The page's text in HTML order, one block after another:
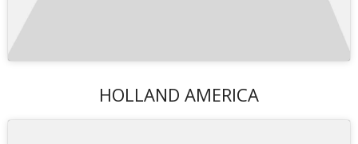
HOLLAND AMERICA